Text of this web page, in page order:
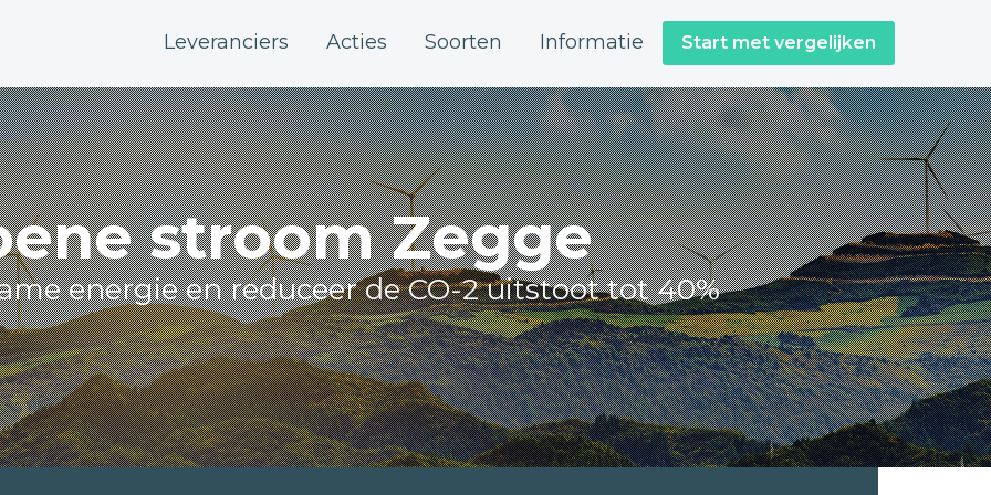
Leveranciers Acties Soorten Informatie Start met vergelijken
stroom Zegge
energie en reduceer de CO-2 uitstoot tot 40%